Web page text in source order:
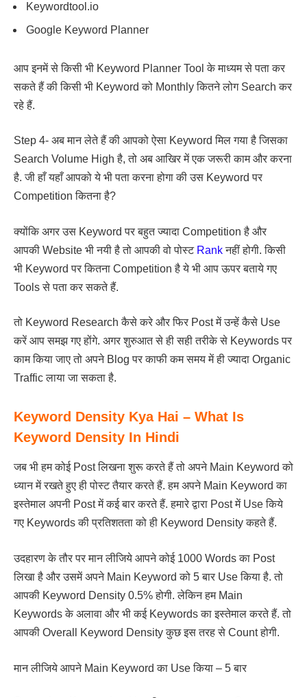
Keywordtool.io
Google Keyword Planner
आप इनमें से किसी भी Keyword Planner Tool के माध्यम से पता कर
सकते हैं की किसी भी Keyword को Monthly कितने लोग Search कर
रहे हैं.
Step 4- अब मान लेते हैं की आपको ऐसा Keyword मिल गया है जिसका
Search Volume High है, तो अब आखिर में एक जरूरी काम और करना
है. जी हाँ यहाँ आपको ये भी पता करना होगा की उस Keyword पर
Competition कितना है?
क्योंकि अगर उस Keyword पर बहुत ज्यादा Competition है और
आपकी Website भी नयी है तो आपकी वो पोस्ट Rankनहीं होगी. किसी
भी Keyword पर कितना Competition है ये भी आप ऊपर बताये गए
Tools से पता कर सकते हैं.
तो Keyword Research कैसे करे और फिर Post में उन्हें कैसे Use
करें आप समझ गए होंगे. अगर शुरुआत से ही सही तरीके से Keywords पर
काम किया जाए तो अपने Blog पर काफी कम समय में ही ज्यादा Organic
Traffic लाया जा सकता है.
Keyword Density Kya Hai – What Is
Keyword Density In Hindi
जब भी हम कोई Post लिखना शुरू करते हैं तो अपने Main Keyword को
ध्यान में रखते हुए ही पोस्ट तैयार करते हैं. हम अपने Main Keyword का
इस्तेमाल अपनी Post में कई बार करते हैं. हमारे द्वारा Post में Use किये
गए Keywords की प्रतिशतता को ही Keyword Density कहते हैं.
उदहारण के तौर पर मान लीजिये आपने कोई 1000 Words का Post
लिखा है और उसमें अपने Main Keyword को 5 बार Use किया है. तो
आपकी Keyword Density 0.5% होगी. लेकिन हम Main
Keywords के अलावा और भी कई Keywords का इस्तेमाल करते हैं. तो
आपकी Overall Keyword Density कुछ इस तरह से Count होगी.
मान लीजिये आपने Main Keyword का Use किया – 5 बार